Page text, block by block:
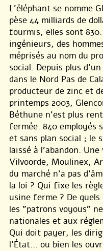
L’éléphant se nomme
pèse 44 milliards de
fourmis, elles sont
ingénieurs, des
méprisés au nom du
social. Depuis plus
dans le Nord Pas de
producteur de zinc et
printemps 2003,
Béthune n’est plus
fermée. 840 employés
et sans plan social ; le
laissé à l’abandon.
Vilvoorde, Moulinex,
du marché n’a pas
la loi ? Qui fixe les
usine ferme ? De
les "patrons voyous"
nationales et aux
Qui doit payer, les
l’État... ou bien les